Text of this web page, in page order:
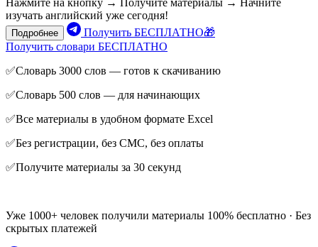
изучать английский уже сегодня!
Подробнее
Получить БЕСПЛАТНО🎁
Получить словари БЕСПЛАТНО
✅Словарь 3000 слов — готов к скачиванию
✅Словарь 500 слов — для начинающих
✅Все материалы в удобном формате Excel
✅Без регистрации, без СМС, без оплаты
✅Получите материалы за 30 секунд
Уже 1000+ человек получили материалы 100% бесплатно · Без
скрытых платежей